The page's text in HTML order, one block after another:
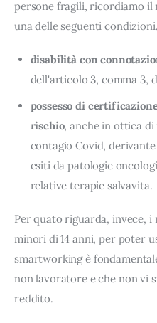
persone fragili, ricordiamo il
una delle seguenti condizioni.
disabilità con
dell'articolo 3, comma 3,
possesso di
rischio, anche in ottica
contagio Covid,
esiti da patologie
relative terapie salvavita.
Per quato riguarda, invece,
minori di 14 anni, per poter
smartworking è
non lavoratore e che non vi
reddito.